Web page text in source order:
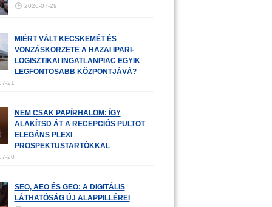
2026-07-29
MIÉRT VÁLT KECSKEMÉT ÉS
VONZÁSKÖRZETE A HAZAI IPARI-
LOGISZTIKAI INGATLANPIAC EGYIK
LEGFONTOSABB KÖZPONTJÁVÁ?
21
NEM CSAK PAPÍRHALOM: ÍGY
ALAKÍTSD ÁT A RECEPCIÓS PULTOT
ELEGÁNS PLEXI
PROSPEKTUSTARTÓKKAL
20
SEO, AEO ÉS GEO: A DIGITÁLIS
LÁTHATÓSÁG ÚJ ALAPPILLÉREI